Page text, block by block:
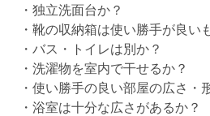
・独立洗面台か？
・靴の収納箱は使い勝手が良い
・バス・トイレは別か？
・洗濯物を室内で干せるか？
・使い勝手の良い部屋の広さ・
・浴室は十分な広さがあるか？